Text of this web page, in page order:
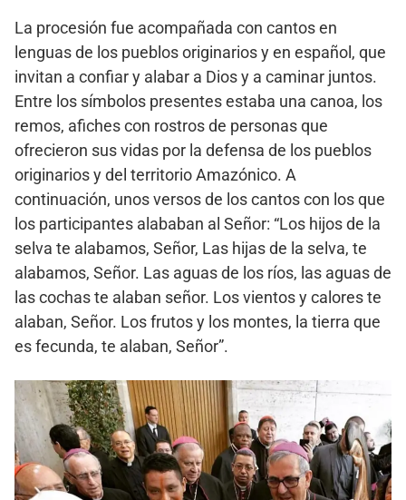
La procesión fue acompañada con cantos en
lenguas de los pueblos originarios y en español, que
invitan a confiar y alabar a Dios y a caminar juntos.
Entre los símbolos presentes estaba una canoa, los
remos, afiches con rostros de personas que
ofrecieron sus vidas por la defensa de los pueblos
originarios y del territorio Amazónico. A
continuación, unos versos de los cantos con los que
los participantes alababan al Señor: “Los hijos de la
selva te alabamos, Señor, Las hijas de la selva, te
alabamos, Señor. Las aguas de los ríos, las aguas de
las cochas te alaban señor. Los vientos y calores te
alaban, Señor. Los frutos y los montes, la tierra que
es fecunda, te alaban, Señor”.